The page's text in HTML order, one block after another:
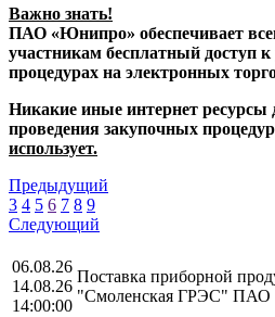
Важно знать!
ПАО «Юнипро» обеспечивает
участникам бесплатный доступ
процедурах на электронных
Никакие иные интернет ресурсы
проведения закупочных
использует.
Предыдущий
3 4 5 6 7 8 9
Следующий
06.08.26
14.08.26
14:00:00
Поставка приборной
"Смоленская ГРЭС"